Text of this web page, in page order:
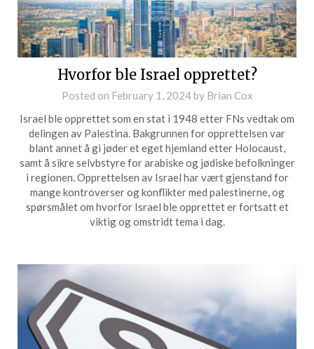
Hvorfor ble Israel opprettet?
Posted on February 1, 2024by Brian Cox
Israel ble opprettet som en stat i 1948 etter FNs vedtak om
delingen av Palestina. Bakgrunnen for opprettelsen var
blant annet å gi jøder et eget hjemland etter Holocaust,
samt å sikre selvbstyre for arabiske og jødiske befolkninger
i regionen. Opprettelsen av Israel har vært gjenstand for
mange kontroverser og konflikter med palestinerne, og
spørsmålet om hvorfor Israel ble opprettet er fortsatt et
viktig og omstridt tema i dag.